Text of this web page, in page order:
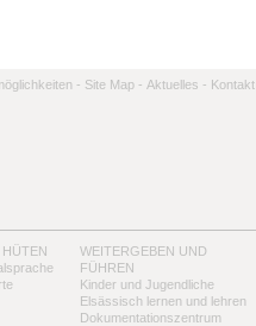
- Site Map - Aktuelles - Kontakt
WEITERGEBEN UND
FÜHREN
Kinder und Jugendliche
Elsässisch lernen und lehren
Dokumentationszentrum